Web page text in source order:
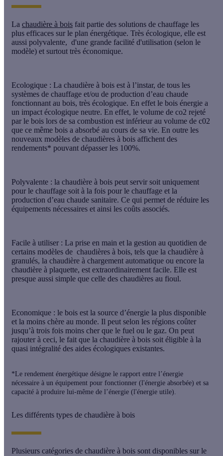
La chaudière à bois fait partie des solutions de chauffage les
plus efficaces sur le plan énergétique. Très écologique, elle est
aussi polyvalente, d'une grande facilité d'utilisation (selon le
modèle) et surtout très économique.
Ecologique : La chaudière à bois est à l’instar, de tous les
systèmes de chauffage et/ou de production d’eau chaude
fonctionnant au bois, très écologique. En effet le bois énergie a
un impact écologique neutre. En effet, le volume de co2 rejeté
par le bois lors de sa combustion est inférieur au volume de c02
que ce même bois a absorbé au cours de sa vie. En outre les
nouveaux modèles de chaudières à bois affichent des
rendements* pouvant dépasser les 100%.
Polyvalente : la chaudière à bois peut servir soit uniquement
pour le chauffage soit à la fois pour le chauffage et la
production d’eau chaude sanitaire. Ce qui permet de réduire les
équipements nécessaires et ainsi les coûts associés.
Facile à utiliser : La prise en main et la gestion au quotidien de
certains modèles de chaudières à bois, tels que la chaudière à
granulés, la chaudière à chargement automatique ou encore la
chaudière à plaquette, est extraordinairement facile. Elle est
presque aussi simple que celle des chaudières au fioul.
Economique : le bois est la source d’énergie la plus disponible
et la moins chère au monde. Il peut selon les régions coûter
jusqu’à trois fois moins cher que le fuel ou le gaz. On peut
rajouter à ceci, le fait que la chaudière à bois soit éligible à la
quasi intégralité des aides écologiques existantes.
*Le rendement énergétique désigne le rapport entre l’énergie
nécessaire à un équipement pour fonctionner (l'énergie absorbée) et sa
capacité à produire lui-même de l’énergie (l'énergie utile).
Les différents types de chaudière à bois
Plusieurs catégories de chaudière à bois sont disponibles sur le